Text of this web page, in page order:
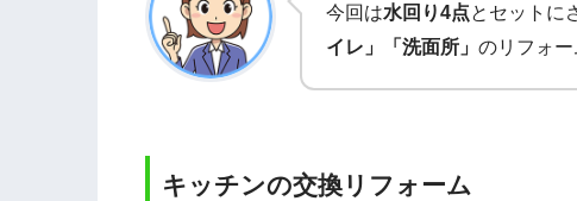
今回は水回り4点とセットに
イレ」「洗面所」 のリフォー
キッチンの交換リフォーム